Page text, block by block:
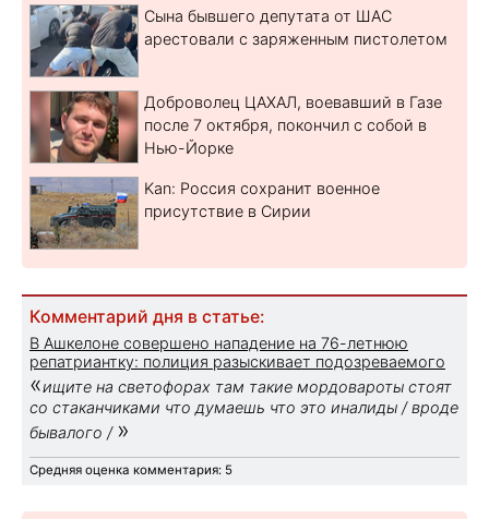
Сына бывшего депутата от ШАС
арестовали с заряженным пистолетом
Доброволец ЦАХАЛ, воевавший в Газе
после 7 октября, покончил с собой в
Нью-Йорке
Kan: Россия сохранит военное
присутствие в Сирии
Комментарий дня в статье:
В Ашкелоне совершено нападение на 76-летнюю
репатриантку: полиция разыскивает подозреваемого
«ищите на светофорах там такие мордовароты стоят
со стаканчиками что думаешь что это иналиды / вроде
бывалого / »
Средняя оценка комментария: 5